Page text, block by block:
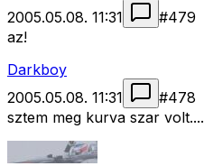
2005.05.08. 11:31
#479
az!
Darkboy
2005.05.08. 11:31
#478
sztem meg kurva szar volt....